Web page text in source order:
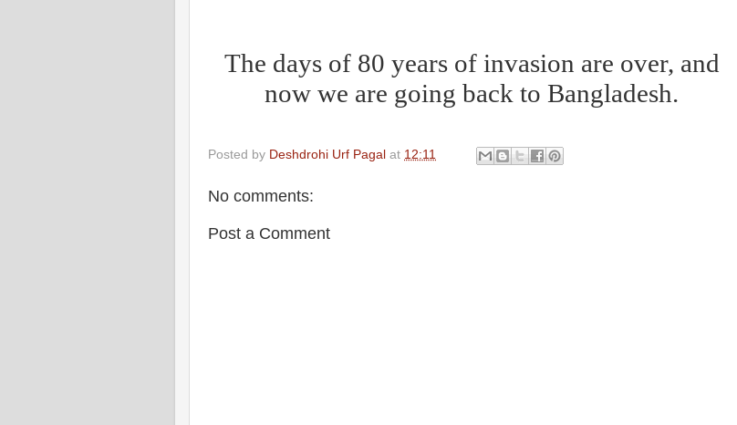
The days of 80 years of invasion are over, and
now we are going back to Bangladesh.
Posted by Deshdrohi Urf Pagal at 12:11
No comments:
Post a Comment